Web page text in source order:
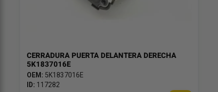
CERRADURA PUERTA DELANTERA DERECHA
5K1837016E
OEM: 5K1837016E
ID: 117282